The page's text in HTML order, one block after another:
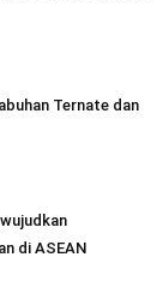
Ternate dan
di ASEAN